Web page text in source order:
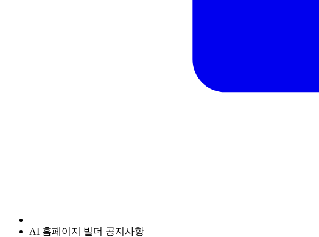
AI 홈페이지 빌더 공지사항